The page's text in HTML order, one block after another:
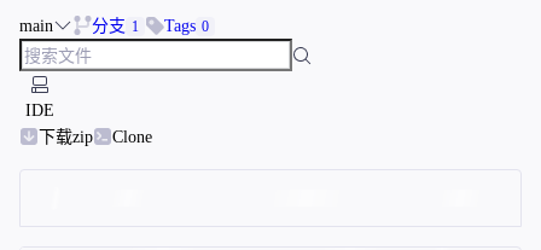
main 分支 1 Tags 0
IDE
下载zip
Clone